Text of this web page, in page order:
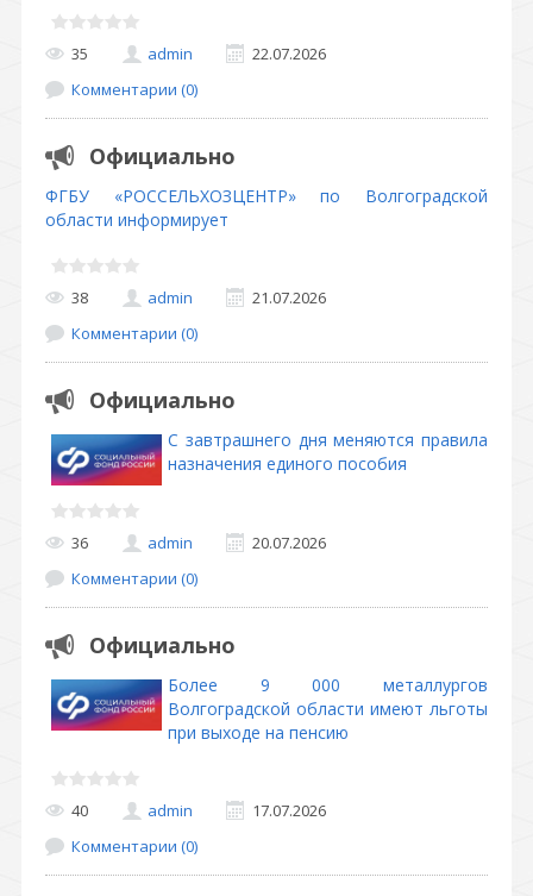
35 admin
22.07.2026
Комментарии (0)
Официально
ФГБУ «РОССЕЛЬХОЗЦЕНТР» по Волгоградской
области информирует
38 admin
21.07.2026
Комментарии (0)
Официально
С завтрашнего дня меняются правила
назначения единого пособия
36 admin
20.07.2026
Комментарии (0)
Официально
Более 9 000 металлургов
Волгоградской области имеют льготы
при выходе на пенсию
40 admin
17.07.2026
Комментарии (0)